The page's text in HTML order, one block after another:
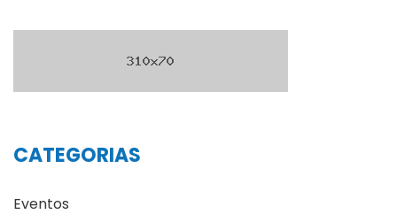
CATEGORIAS
Eventos